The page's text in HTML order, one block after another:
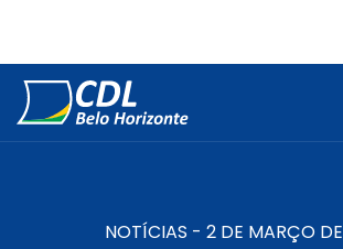
NOTÍCIAS - 2 DE MARÇO